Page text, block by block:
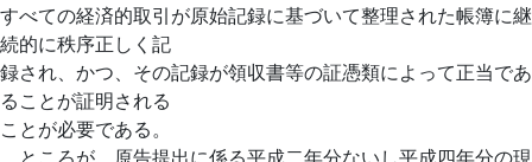
すべての経済的取引が原始記録に基づいて整理された帳簿に継
続的に秩序正しく記
録され、かつ、その記録が領収書等の証憑類によって正当であ
ることが証明される
ことが必要である。
ところが、原告提出に係る平成二年分ないし平成四年分の現